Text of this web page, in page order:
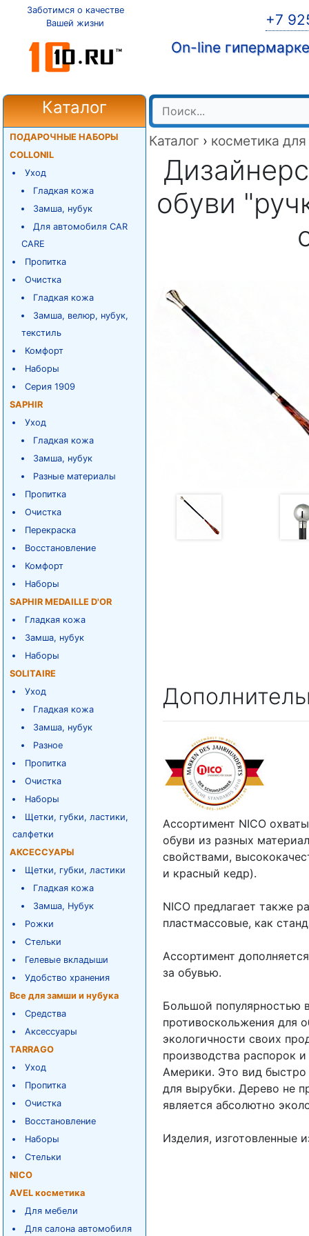
Заботимся о качестве
Вашей жизни
+7
On-line
Каталог
ПОДАРОЧНЫЕ НАБОРЫ
COLLONIL
Уход
Гладкая кожа
Замша, нубук
Для автомобиля CAR
CARE
Пропитка
Очистка
Гладкая кожа
Замша, велюр, нубук,
текстиль
Комфорт
Наборы
Серия 1909
SAPHIR
Уход
Гладкая кожа
Замша, нубук
Разные материалы
Пропитка
Очистка
Перекраска
Восстановление
Комфорт
Наборы
SAPHIR MEDAILLE D'OR
Гладкая кожа
Замша, нубук
Наборы
SOLITAIRE
Уход
Гладкая кожа
Замша, нубук
Разное
Пропитка
Очистка
Наборы
Щетки, губки, ластики,
салфетки
АКСЕССУАРЫ
Щетки, губки, ластики
Гладкая кожа
Замша, Нубук
Рожки
Стельки
Гелевые вкладыши
Удобство хранения
Все для замши и нубука
Средства
Аксессуары
TARRAGO
Уход
Пропитка
Очистка
Восстановление
Наборы
Стельки
NICO
AVEL косметика
Для мебели
Для салона автомобиля
Каталог › косметика
обуви
Ассортимент NICO
обуви из разных
свойствами,
и красный кедр).
NICO предлагает также
пластмассовые, как
Ассортимент
за обувью.
Большой популярностью
противоскольжения для
экологичности своих
производства распорок
Америки. Это вид быстро
для вырубки. Дерево не
является абсолютно
Изделия, изготовленные